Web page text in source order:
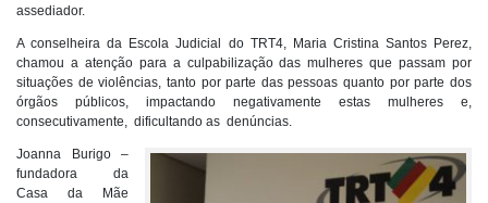
assediador.
A conselheira da Escola Judicial do TRT4, Maria Cristina Santos Perez,
chamou a atenção para a culpabilização das mulheres que passam por
situações de violências, tanto por parte das pessoas quanto por parte dos
órgãos públicos, impactando negativamente estas mulheres e,
consecutivamente, dificultando as denúncias.
Joanna Burigo –
fundadora da
Casa da Mãe